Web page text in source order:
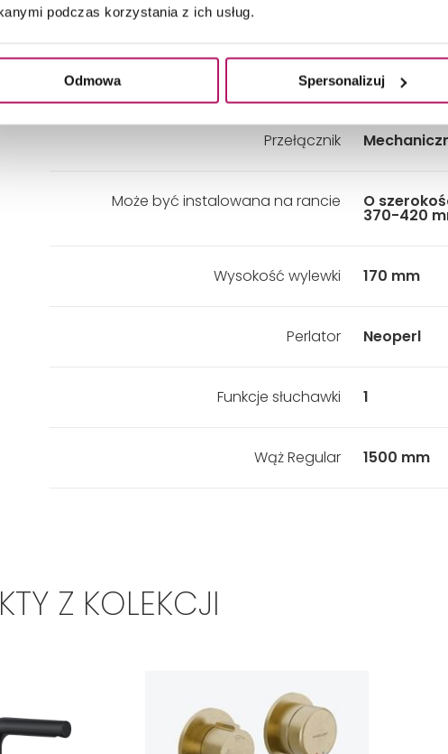
podczas korzystania z ich usług.
Odmowa Spersonalizuj
Głowica ceramiczna Kerox
Przełącznik
Może być instalowana na rancie O
370-420
Wysokość wylewki 170 mm
Perlator Neoperl
Funkcje słuchawki 1
Wąż Regular 1500 mm
Z KOLEKCJI